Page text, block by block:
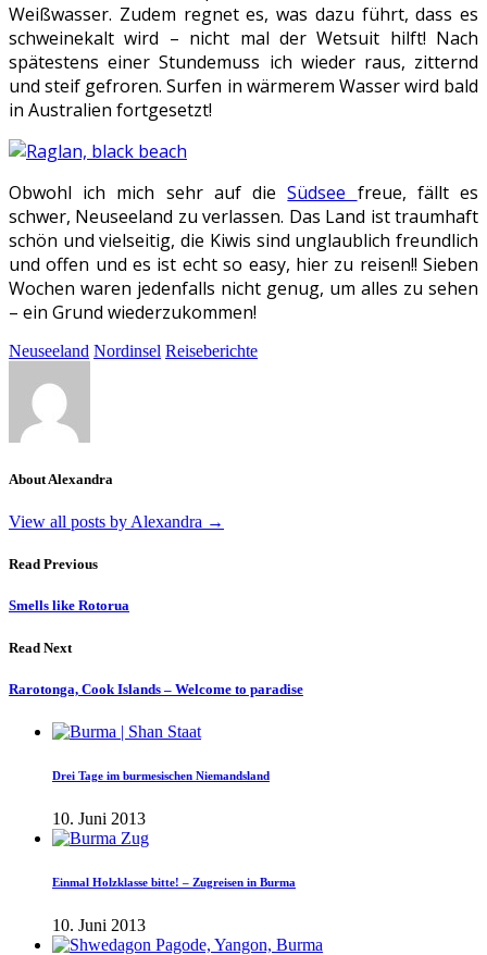
Weißwasser. Zudem regnet es, was dazu führt, dass es
schweinekalt wird – nicht mal der Wetsuit hilft! Nach
spätestens einer Stundemuss ich wieder raus, zitternd
und steif gefroren. Surfen in wärmerem Wasser wird bald
in Australien fortgesetzt!
Obwohl ich mich sehr auf dieSüdsee freue, fällt es
schwer, Neuseeland zu verlassen. Das Land ist traumhaft
schön und vielseitig, die Kiwis sind unglaublich freundlich
und offen und es ist echt so easy, hier zu reisen!! Sieben
Wochen waren jedenfalls nicht genug, um alles zu sehen
– ein Grund wiederzukommen!
Neuseeland Nordinsel Reiseberichte
About Alexandra
View all posts by Alexandra →
Read Previous
Smells like Rotorua
Read Next
Rarotonga, Cook Islands – Welcome to paradise
Drei Tage im burmesischen Niemandsland
10. Juni 2013
Einmal Holzklasse bitte! – Zugreisen in Burma
10. Juni 2013